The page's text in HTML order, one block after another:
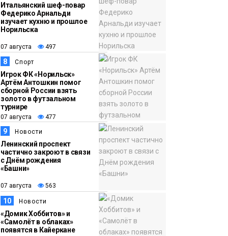
Итальянский шеф-повар
Федерико Арнальди
изучает кухню и прошлое
Норильска
07 августа 497
8 Спорт
Игрок ФК «Норильск»
Артём Антошкин помог
сборной России взять
золото в футзальном
турнире
07 августа 477
9 Новости
Ленинский проспект
частично закроют в связи
с Днём рождения
«Башни»
07 августа 563
10 Новости
«Домик Хоббитов» и
«Самолёт в облаках»
появятся в Кайеркане